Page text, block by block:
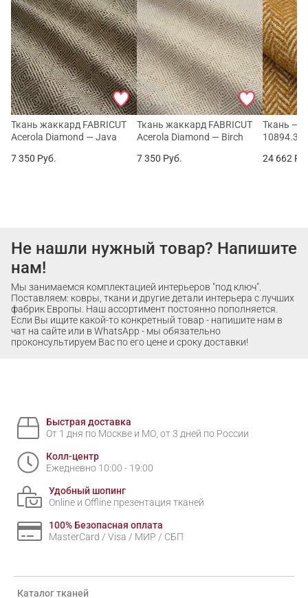
Ткань жаккард FABRICUT
Acerola Diamond — Java
7 350 Руб.
Ткань жаккард FABRICUT
Acerola Diamond — Birch
7 350 Руб.
Ткань —
10894.37
24 662
Не нашли нужный товар? Напишите
нам!
Мы занимаемся комплектацией интерьеров "под ключ".
Поставляем: ковры, ткани и другие детали интерьера с лучших
фабрик Европы. Наш ассортимент постоянно пополняется.
Если Вы ищите какой-то конкретный товар - напишите нам в
чат на сайте или в WhatsApp - мы обязательно
проконсультируем Вас по его цене и сроку доставки!
Быстрая доставка
От 1 дня по Москве и МО, от 3 дней по России
Колл-центр
Ежедневно 10:00 - 19:00
Удобный шопинг
Online и Offline презентация тканей
100% Безопасная оплата
MasterCard / Visa / МИР / СБП
Каталог тканей